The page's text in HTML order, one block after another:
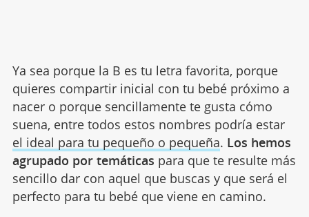
Ya sea porque la B es tu letra favorita, porque
quieres compartir inicial con tu bebé próximo a
nacer o porque sencillamente te gusta cómo
suena, entre todos estos nombres podría estar
el ideal para tu pequeño o pequeña. Los hemos
agrupado por temáticas para que te resulte más
sencillo dar con aquel que buscas y que será el
perfecto para tu bebé que viene en camino.